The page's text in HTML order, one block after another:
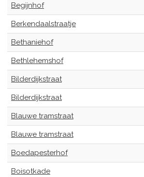
Begijnhof
Berkendaalstraatje
Bethaniehof
Bethlehemshof
Bilderdijkstraat
Bilderdijkstraat
Blauwe tramstraat
Blauwe tramstraat
Boedapesterhof
Boisotkade